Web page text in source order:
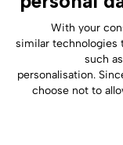
With your
similar technologies
such
personalisation.
choose not to